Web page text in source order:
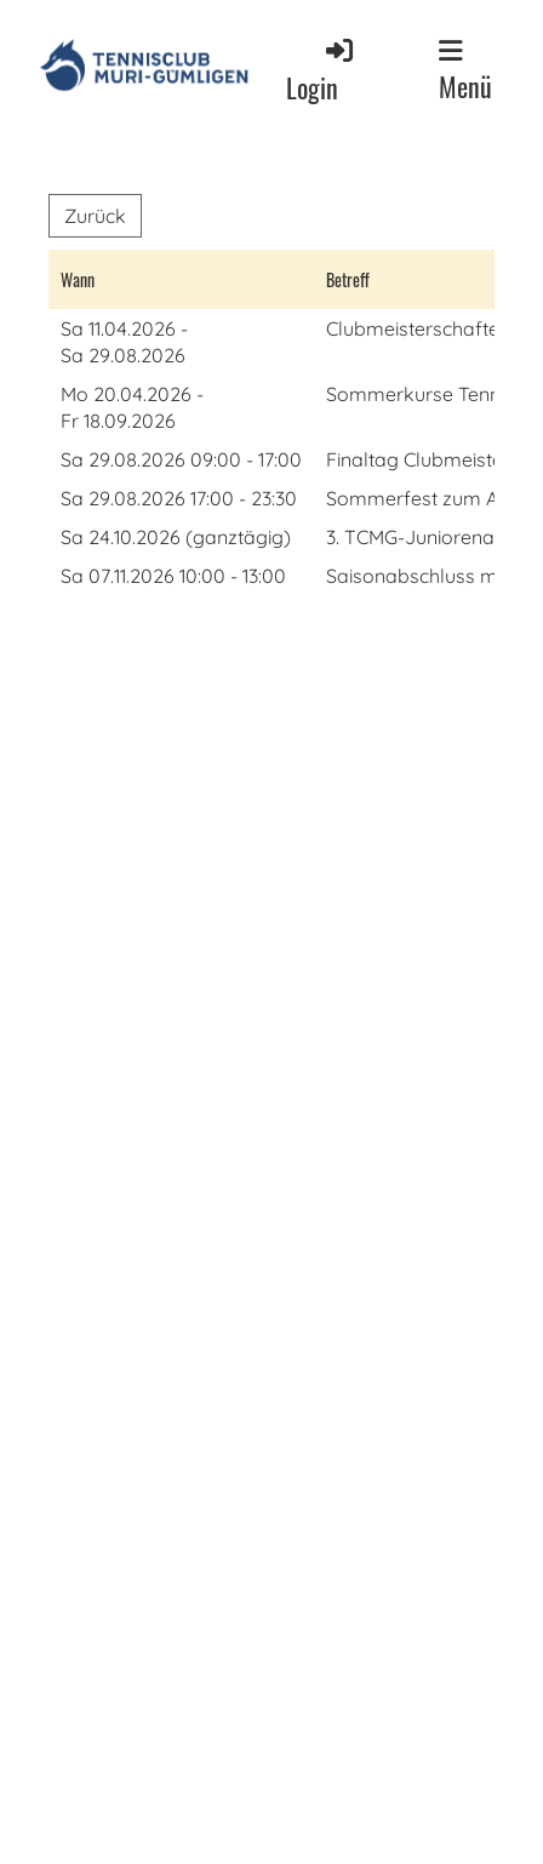
Login Menü
Zurück
Wann Betreff
Sa 11.04.2026 -
Sa 29.08.2026
Clubmeisterschaften
Mo 20.04.2026 -
Fr 18.09.2026
Sommerkurse Tennis
Sa 29.08.2026 09:00 - 17:00
Finaltag
Sa 29.08.2026 17:00 - 23:30
Sommerfest zum
Sa 24.10.2026 (ganztägig)
3. TCMG-
Sa 07.11.2026 10:00 - 13:00
Saisonabschluss mit